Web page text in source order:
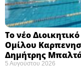
Το νέο
Ομίλου
Δημήτρης
5 Αυγούστου 2026